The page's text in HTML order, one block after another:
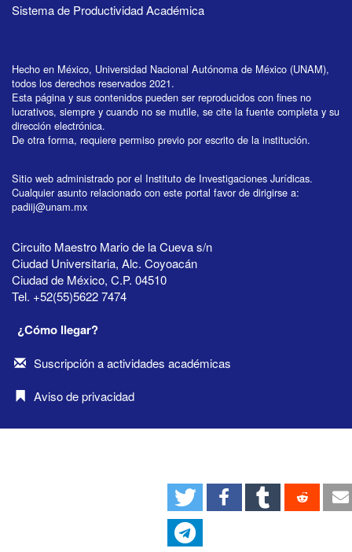
Sistema de Productividad Académica
Hecho en México, Universidad Nacional Autónoma de México (UNAM),
todos los derechos reservados 2021.
Esta página y sus contenidos pueden ser reproducidos con fines no
lucrativos, siempre y cuando no se mutile, se cite la fuente completa y su
dirección electrónica.
De otra forma, requiere permiso previo por escrito de la institución.
Sitio web administrado por el Instituto de Investigaciones Jurídicas.
Cualquier asunto relacionado con este portal favor de dirigirse a:
padiij@unam.mx
Circuito Maestro Mario de la Cueva s/n
Ciudad Universitaria, Alc. Coyoacán
Ciudad de México, C.P. 04510
Tel. +52(55)5622 7474
¿Cómo llegar?
Suscripción a actividades académicas
Aviso de privacidad